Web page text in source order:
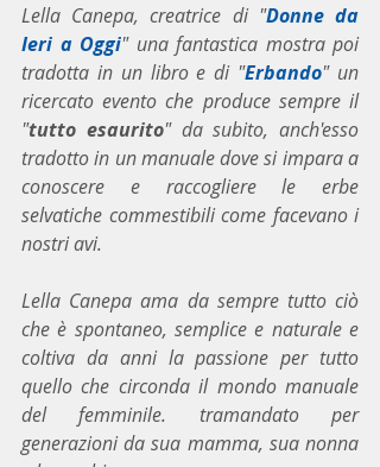
Lella Canepa, creatrice di "Donne da
Ieri a Oggi" una fantastica mostra poi
tradotta in un libro e di "Erbando" un
ricercato evento che produce sempre il
"tutto esaurito" da subito, anch'esso
tradotto in un manuale dove si impara a
conoscere e raccogliere le erbe
selvatiche commestibili come facevano i
nostri avi.
Lella Canepa ama da sempre tutto ciò
che è spontaneo, semplice e naturale e
coltiva da anni la passione per tutto
quello che circonda il mondo manuale
del femminile. tramandato per
generazioni da sua mamma, sua nonna